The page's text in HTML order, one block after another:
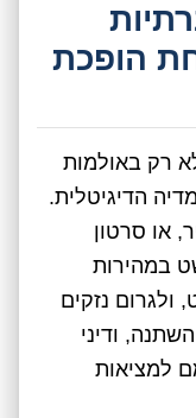
הופכת
רק באולמות
הדיגיטלית.
או סרטון
במהירות
ולגרום נזקים
ודיני
למציאות